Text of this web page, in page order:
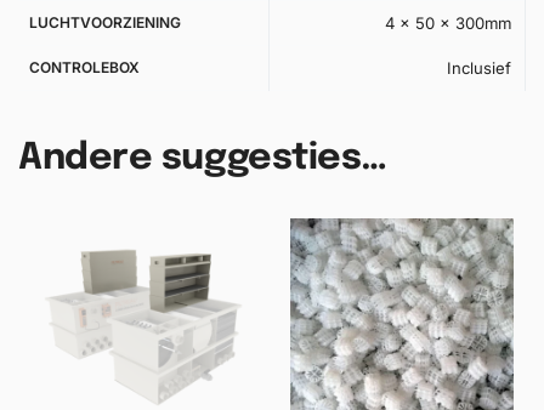
LUCHTVOORZIENING 4 x 50 x 300mm
CONTROLEBOX Inclusief
Andere suggesties…